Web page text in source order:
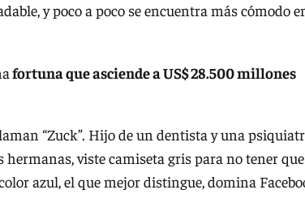
y poco a poco se encuentra más cómodo
fortuna que asciende a US$ 28.500 millones
“Zuck”. Hijo de un dentista y una
hermanas, viste camiseta gris para no tener que
azul, el que mejor distingue, domina